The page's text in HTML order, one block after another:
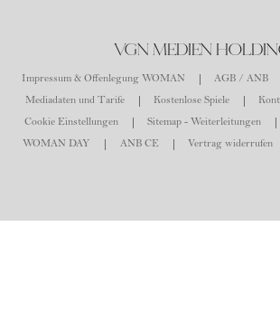
VGN MEDIEN
Impressum & Offenlegung WOMAN AGB / ANB
Mediadaten und Tarife
Kostenlose Spiele
Cookie Einstellungen
Sitemap - Weiterleitungen
WOMAN DAY
ANB CE Vertrag widerrufen